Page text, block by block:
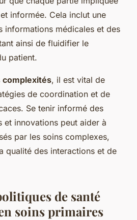
informée. Cela inclut une
informations médicales et des
ainsi de fluidifier le
patient.
complexités, il est vital de
de coordination et de
Se tenir informé des
et innovations peut aider à
par les soins complexes,
qualité des interactions et de
de santé
soins primaires